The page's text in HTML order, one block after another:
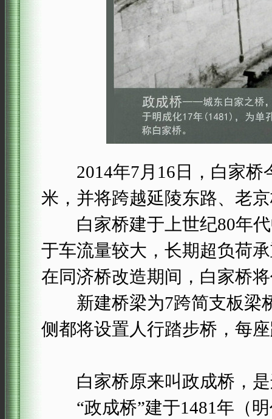
2014年7月16日，白家桥
米，并将跨越延陵东路、老
白家桥建于上世纪80年代
于车流量较大，长期超负荷
在同济桥改造期间，白家桥
新建桥梁为7跨简支板梁桥
侧都将设置人行踏步桥，每
白家桥原来叫政成桥，是
“政成桥”建于1481年（明